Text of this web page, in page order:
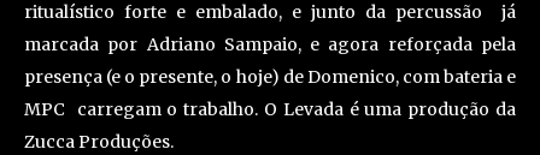
ritualístico forte e embalado, e junto da percussão ­ já
marcada por Adriano Sampaio, e agora reforçada pela
presença (e o presente, o hoje) de Domenico, com bateria e
MPC ­ carregam o trabalho. O Levada é uma produção da
Zucca Produções.